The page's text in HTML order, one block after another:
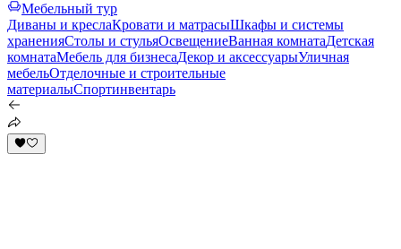
Мебельный тур
Диваны и креслаКровати и матрасыШкафы и системы
храненияСтолы и стульяОсвещениеВанная комнатаДетская
комнатаМебель для бизнесаДекор и аксессуарыУличная
мебельОтделочные и строительные
материалыСпортинвентарь